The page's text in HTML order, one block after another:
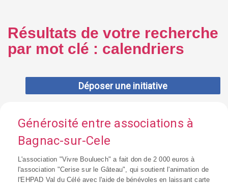
Résultats de votre recherche
par mot clé : calendriers
Déposer une initiative
Générosité entre associations à
Bagnac-sur-Cele
L'association "Vivre Bouluech" a fait don de 2 000 euros à
l'association "Cerise sur le Gâteau", qui soutient l'animation de
l'EHPAD Val du Célé avec l'aide de bénévoles en laissant carte